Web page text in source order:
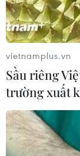
vietnamplus.vn
Sầu riêng
trường xuất